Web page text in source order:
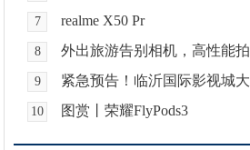
7 realme X50 Pr
8 外出旅游告别相机，高性能拍
9 紧急预告！临沂国际影视城大
10 图赏丨荣耀FlyPods3